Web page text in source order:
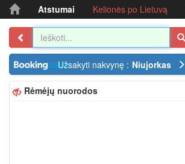
Atstumai Kelionės po Lietuvą
Užsakyti nakvynę : Niujorkas
Rėmėjų nuorodos